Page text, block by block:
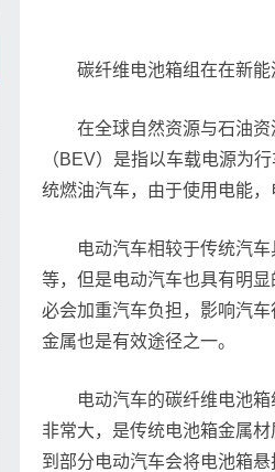
碳纤维电池箱组在在新
在全球自然资源与石油
（BEV）是指以车载电源为
统燃油汽车，由于使用电能
电动汽车相较于传统汽
等，但是电动汽车也具有明
必会加重汽车负担，影响汽
金属也是有效途径之一。
电动汽车的碳纤维电池
非常大，是传统电池箱金属
到部分电动汽车会将电池箱